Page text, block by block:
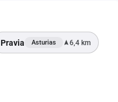
Pravia Asturias 6,4 km